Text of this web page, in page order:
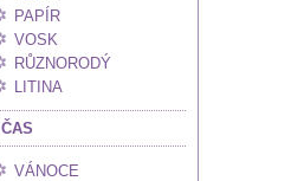
PAPÍR
VOSK
RŮZNORODÝ
LITINA
ČAS
VÁNOCE